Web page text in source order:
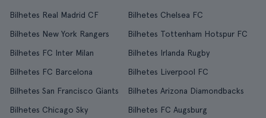
Bilhetes Real Madrid CF
Bilhetes Chelsea FC
Bilhetes New York Rangers
Bilhetes Tottenham Hotspur FC
Bilhetes FC Inter Milan
Bilhetes Irlanda Rugby
Bilhetes FC Barcelona
Bilhetes Liverpool FC
Bilhetes San Francisco Giants
Bilhetes Arizona Diamondbacks
Bilhetes Chicago Sky
Bilhetes FC Augsburg